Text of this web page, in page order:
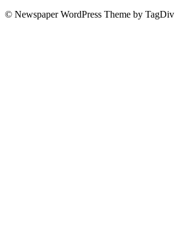
© Newspaper WordPress Theme by TagDiv